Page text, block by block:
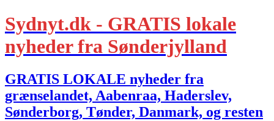
Sydnyt.dk - GRATIS lokale
nyheder fra Sønderjylland
GRATIS LOKALE nyheder fra
grænselandet, Aabenraa, Haderslev,
Sønderborg, Tønder, Danmark, og resten